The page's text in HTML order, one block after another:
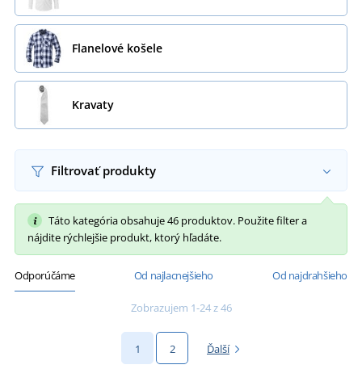
Flanelové košele
Kravaty
Filtrovať produkty
Táto kategória obsahuje 46 produktov. Použite filter a
nájdite rýchlejšie produkt, ktorý hľadáte.
Odporúčáme Od najlacnejšieho Od najdrahšieho
Zobrazujem 1-24 z 46
1 2 Ďalší